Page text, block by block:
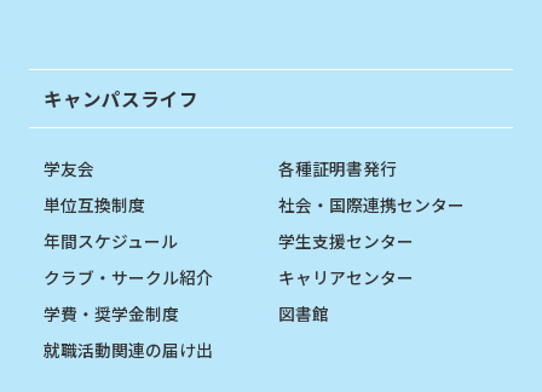
キャンパスライフ
学友会
単位互換制度
年間スケジュール
クラブ・サークル紹介
学費・奨学金制度
就職活動関連の届け出
各種証明書発行
社会・国際連携センター
学生支援センター
キャリアセンター
図書館